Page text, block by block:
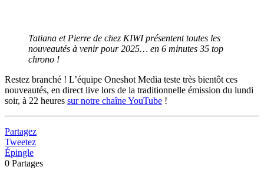
Tatiana et Pierre de chez KIWI présentent toutes les
nouveautés à venir pour 2025… en 6 minutes 35 top
chrono !
Restez branché ! L’équipe Oneshot Media teste très bientôt ces
nouveautés, en direct live lors de la traditionnelle émission du lundi
soir, à 22 heures sur notre chaîne YouTube !
Partagez
Tweetez
Épingle
0 Partages